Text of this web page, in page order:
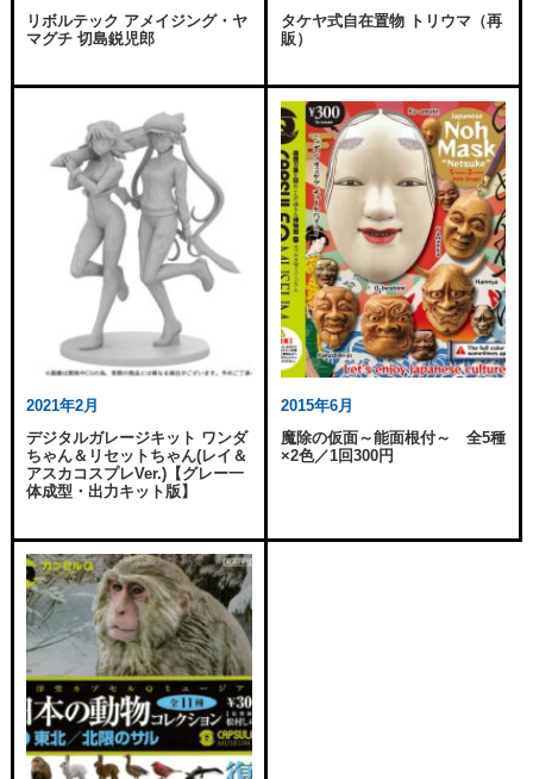
リボルテック アメイジング・ヤ
マグチ 切島鋭児郎
タケヤ式自在置物 トリウマ（再
販）
2021年2月
デジタルガレージキット ワンダ
ちゃん＆リセットちゃん(レイ＆
アスカコスプレVer.)【グレー一
体成型・出力キット版】
2015年6月
魔除の仮面～能面根付～ 全5種
×2色／1回300円